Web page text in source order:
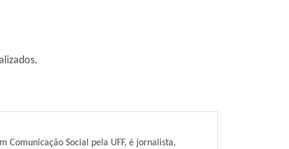
Comunicação Social pela UFF, é jornalista,